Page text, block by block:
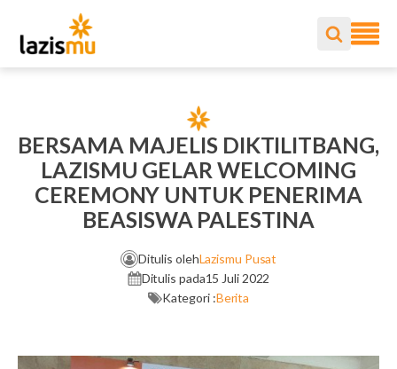
BERSAMA MAJELIS DIKTILITBANG,
LAZISMU GELAR WELCOMING
CEREMONY UNTUK PENERIMA
BEASISWA PALESTINA
Ditulis olehLazismu Pusat
Ditulis pada15 Juli 2022
Kategori :Berita